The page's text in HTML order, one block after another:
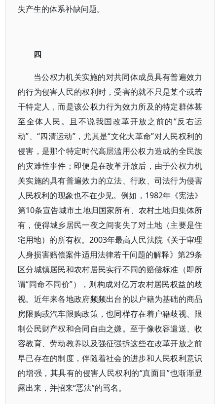
失产生的体系补缺问题。
四
当公权力机关实施的对共同体成员具有普遍效力
的行为侵害人民的权利时，受害的就不只是某个或若
干特定人，而是该公权力行为效力所及的特定群体甚
至全体人民。且不说我国改革开放之前的“反右运
动”、“四清运动”，尤其是“文化大革命”对人民权利的
侵害，是那个特定时代高层滥用公权力造成的全民族
的灾难性事件；即便是在改革开放后，由于公权力机
关实施的具有普遍效力的立法、行政、司法行为侵害
人民权利的现象也不在少见。例如，1982年《宪法》
第10条宣告城市土地归国家所有、农村土地归集体所
有，使得城乡居民一夜之间丧失了对土地（主要是住
宅用地）的所有权。2003年最高人民法院《关于审理
人身损害赔偿案件适用法律若干问题的解释》第29条
区分城镇居民和农村居民实行不同的赔偿标准（即所
谓“同命不同价”），则构成对亿万农村居民权益的歧
视。近年来各地政府频频出台的以户籍为基础的商品
房限购或汽车限购政策，也同样存在着户籍歧视、限
制公民财产权和合同自由之嫌。至于像收容遣送、收
容教育、劳动教养以及强征强拆这些在改革开放之前
早已存在的制度，伴随着社会的进步和人民权利意识
的增强，其具有的侵害人民权利的“真面目”也渐渐显
露出来，并招来“恶法”的骂名。